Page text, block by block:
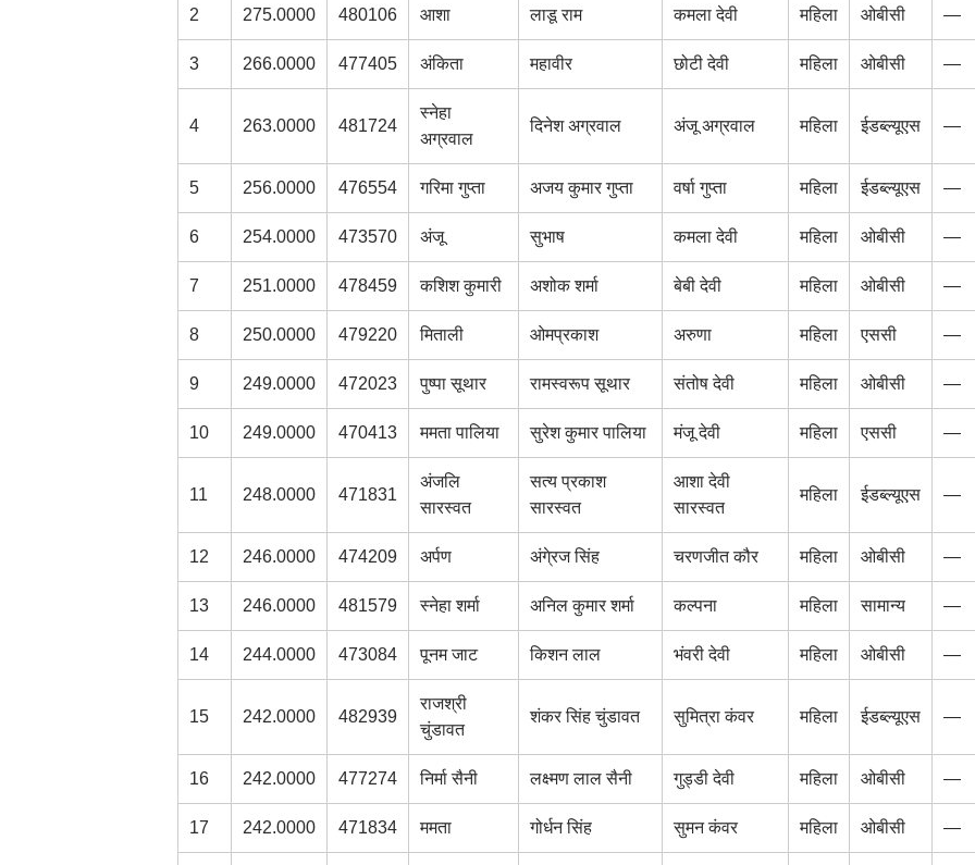
2 275.0000 480106 आशा लाडू राम कमला देवी महिला ओबीसी —
3 266.0000 477405 अंकिता महावीर छोटी देवी महिला ओबीसी —
4 263.0000 481724
स्नेहा
अग्रवाल
दिनेश अग्रवाल अंजू अग्रवाल महिला ईडब्ल्यूएस —
5 256.0000 476554 गरिमा गुप्ता अजय कुमार गुप्ता वर्षा गुप्ता महिला ईडब्ल्यूएस —
6 254.0000 473570 अंजू सुभाष कमला देवी महिला ओबीसी —
7 251.0000 478459 कशिश कुमारी अशोक शर्मा बेबी देवी महिला ओबीसी —
8 250.0000 479220 मिताली ओमप्रकाश अरुणा महिला एससी —
9 249.0000 472023 पुष्पा सूथार रामस्वरूप सूथार संतोष देवी महिला ओबीसी —
10 249.0000 470413 ममता पालिया सुरेश कुमार पालिया मंजू देवी महिला एससी —
11 248.0000 471831
अंजलि
सारस्वत
सत्य प्रकाश
सारस्वत
आशा देवी
सारस्वत
महिला ईडब्ल्यूएस —
12 246.0000 474209 अर्पण अंगे्रज सिंह चरणजीत कौर महिला ओबीसी —
13 246.0000 481579 स्नेहा शर्मा अनिल कुमार शर्मा कल्पना महिला सामान्य —
14 244.0000 473084 पूनम जाट किशन लाल भंवरी देवी महिला ओबीसी —
15 242.0000 482939
राजश्री
चुंडावत
शंकर सिंह चुंडावत सुमित्रा कंवर महिला ईडब्ल्यूएस —
16 242.0000 477274 निर्मा सैनी लक्ष्मण लाल सैनी गुड्डी देवी महिला ओबीसी —
17 242.0000 471834 ममता गोर्धन सिंह सुमन कंवर महिला ओबीसी —